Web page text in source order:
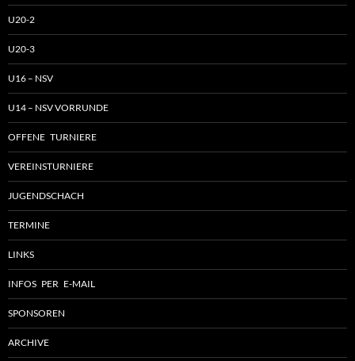
U20-2
U20-3
U16 – NSV
U14 – NSV VORRUNDE
OFFENE TURNIERE
VEREINSTURNIERE
JUGENDSCHACH
TERMINE
LINKS
INFOS PER E-MAIL
SPONSOREN
ARCHIVE